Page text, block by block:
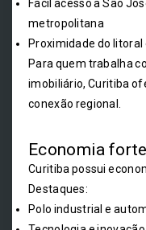
Fácil acesso a São
metropolitana
Proximidade do litoral
Para quem trabalha
imobiliário, Curitiba
conexão regional.
Economia
Curitiba possui
Destaques:
Polo industrial e